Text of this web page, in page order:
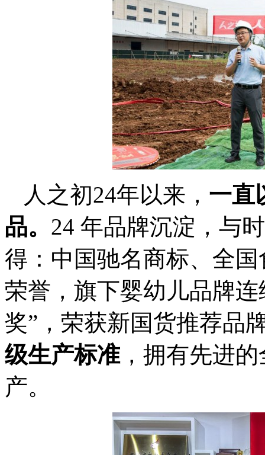
人之初24年以来， 一直
品。 24 年品牌沉淀，与
得：中国驰名商标、全
荣誉，旗下婴幼儿品牌
奖”，荣获新国货推荐品
级生产标准，拥有先进
产。